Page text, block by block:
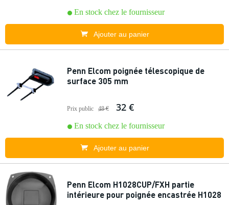
En stock chez le fournisseur
Ajouter au panier
Penn Elcom poignée télescopique de
surface 305 mm
Prix public 48 € 32 €
En stock chez le fournisseur
Ajouter au panier
Penn Elcom H1028CUP/FXH partie
intérieure pour poignée encastrée H1028